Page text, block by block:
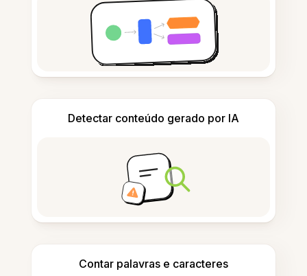
Detectar conteúdo gerado por IA
Contar palavras e caracteres